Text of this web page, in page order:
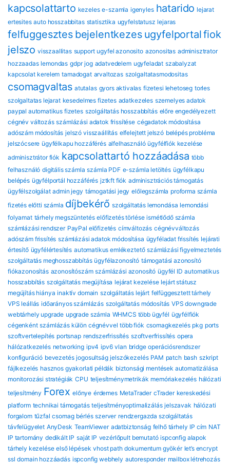
kapcsolattarto kezeles e-szamla igenyles hatarido lejarat
ertesites auto hosszabbitas statisztika ugyfelstatusz lejaras
felfuggesztes bejelentkezes ugyfelportalfiok
jelszo visszaallitas support ugyfel azonosito azonositas adminisztrator
hozzaadas lemondas gdpr jog adatvedelem ugyfeladat szabalyzat
kapcsolat kerelem tamadogat arvaltozas szolgaltatasmodositas
csomagvaltas atutalas gyors aktivalas fizetesi lehetoseg torles
szolgaltatas lejarat kesedelmes fizetes adatkezeles szemelyes adatok
paypal automatikus fizetes szolgáltatás hosszabbítás előre engedélyezett
cégnév változás számlázási adatok frissítése cégadatok módosítása
adószám módosítás jelszó visszaállítás elfelejtett jelszó belépés probléma
jelszócsere ügyfélkapu hozzáférés alfelhasználó ügyfélfiók kezelése
adminisztrátor fiók kapcsolattartó hozzáadása több
felhasználó digitális számla számla PDF e-számla letöltés ügyfélkapu
belépés ügyfélportál hozzáférés jztkft fiók adminisztrációs támogatás
ügyfélszolgálat admin jegy támogatási jegy előlegszámla proforma számla
fizetés előtti számla díjbekérő szolgáltatás lemondása lemondási
folyamat tárhely megszüntetés előfizetés törlése ismétlődő számla
számlázási rendszer PayPal előfizetés címváltozás cégnévváltozás
adószám frissítés számlázási adatok módosítása ügyféladat frissítés lejárati
értesítő ügyfélértesítés automatikus emlékeztető számlázási figyelmeztetés
szolgáltatás meghosszabbítás ügyfélazonosító támogatási azonosító
fiókazonosítás azonosítószám számlázási azonosító ügyfél ID automatikus
hosszabbítás szolgáltatás megújítása lejárat kezelése lejárt státusz
megújítás hiánya inaktív domain szolgáltatás lejárt felfüggesztett tárhely
VPS leállás időarányos számlázás szolgáltatás módosítás VPS downgrade
webtárhely upgrade upgrade számla WHMCS több ügyfél ügyfélfiók
cégenként számlázás külön cégnévvel több fiók csomagkezelés pkg ports
szoftvertelepítés portsnap rendszerfrissítés szoftverfrissítés opera
hálózatkezelés networking ipv4 ipv6 vlan bridge operációsrendszer
konfiguráció bevezetés jogosultság jelszókezelés PAM patch bash szkript
fájlkezelés hasznos gyakorlati példák biztonsági mentések automatizálása
monitorozási stratégiák CPU teljesítménymetrikák memóriakezelés hálózati
teljesítmény Forex előnye érdemes MetaTrader cTrader kereskedési
platform technikai támogatás teljesítményoptimalizálás jelszavak hálózati
forgalom tűzfal csomag bérlés szerver rendzergazda szolgáltatás
távfelügyelet AnyDesk TeamViewer adatbiztonság felhő tárhely IP cím NAT
IP tartomány dedikált IP saját IP vezérlőpult bemutató ispconfig alapok
tárhely kezelése első lépések vhost path dokumentum gyökér let’s encrypt
ssl domain hozzáadás ispconfig webhely autoresponder mailbox létrehozás